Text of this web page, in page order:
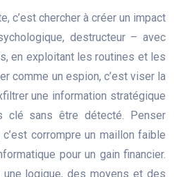
c’est chercher à créer un impact
destructeur – avec
en exploitant les routines et les
comme un espion, c’est viser la
une information stratégique
clé sans être détecté. Penser
corrompre un maillon faible
pour un gain financier.
une logique, des moyens et des